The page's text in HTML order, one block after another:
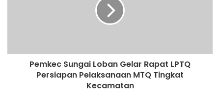
Pemkec Sungai Loban Gelar Rapat LPTQ
Persiapan Pelaksanaan MTQ Tingkat
Kecamatan